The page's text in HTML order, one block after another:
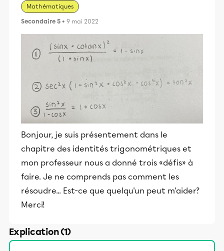
Mathématiques
Secondaire 5 • 9 mai 2022
Bonjour, je suis présentement dans le
chapitre des identités trigonométriques et
mon professeur nous a donné trois «défis» à
faire. Je ne comprends pas comment les
résoudre... Est-ce que quelqu'un peut m'aider?
Merci!
Explication (1)